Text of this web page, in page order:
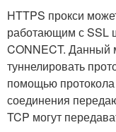
HTTPS прокси
работающим с SSL
CONNECT. Данный
туннелировать
помощью
соединения
TCP могут